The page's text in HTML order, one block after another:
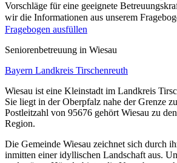
Vorschläge für eine geeignete
wir die Informationen aus unserem
Fragebogen ausfüllen
Senioren­betreuung in Wiesau
Bayern Landkreis Tirschenreuth
Wiesau ist eine Kleinstadt im Landkreis
Sie liegt in der Oberpfalz nahe der Grenze
Postleitzahl von 95676 gehört Wiesau zu
Region.
Die Gemeinde Wiesau zeichnet sich durch
inmitten einer idyllischen Landschaft aus.